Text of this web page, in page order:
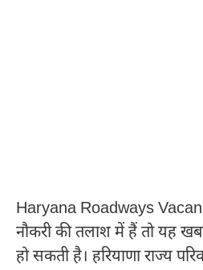
Haryana Roadways
नौकरी की तलाश में हैं तो यह
हो सकती है। हरियाणा राज्य